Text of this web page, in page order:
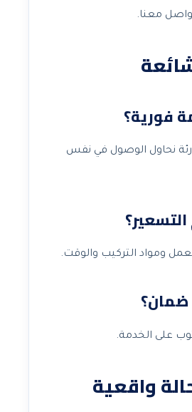
معنا.
فورية؟
نحاول الوصول في نفس
ومواد التركيب والوقت.
على الخدمة.
واقعية